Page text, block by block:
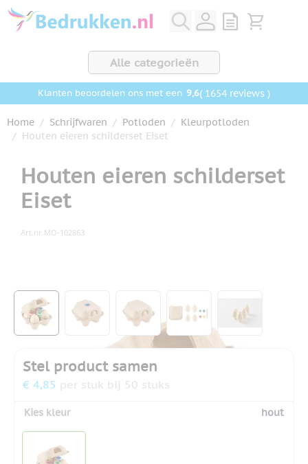
Ga naar de inhoud
View quote,
Bekijk
Alle categorieën
Klanten beoordelen ons met een 9,6( 1654 reviews )
Home / Schrijfwaren / Potloden / Kleurpotloden
/ Houten eieren schilderset Eiset
Houten eieren schilderset
Eiset
Art.nr. MO-102863
View larger image
View larger imageView larger image
Stel product samen
€ 4,85 per stuk bij 50 stuks
Kies kleur hout